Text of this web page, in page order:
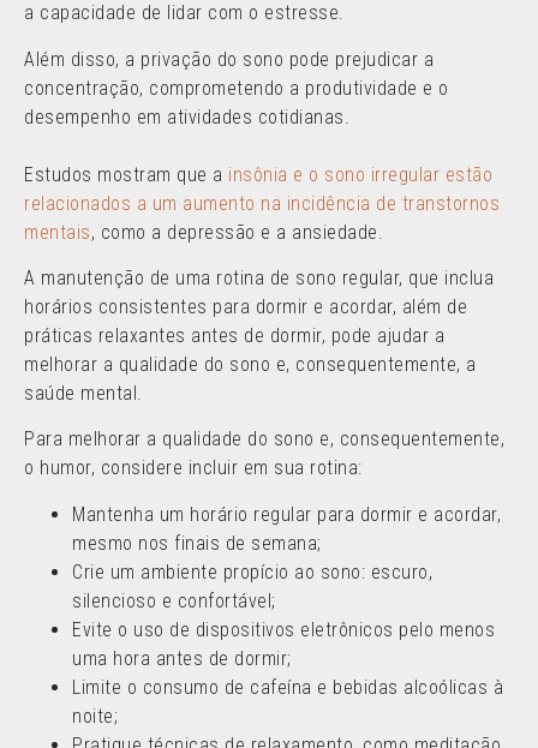
a capacidade de lidar com o estresse.
Além disso, a privação do sono pode prejudicar a
concentração, comprometendo a produtividade e o
desempenho em atividades cotidianas.
Estudos mostram que a insônia e o sono irregular estão
relacionados a um aumento na incidência de transtornos
mentais, como a depressão e a ansiedade.
A manutenção de uma rotina de sono regular, que inclua
horários consistentes para dormir e acordar, além de
práticas relaxantes antes de dormir, pode ajudar a
melhorar a qualidade do sono e, consequentemente, a
saúde mental.
Para melhorar a qualidade do sono e, consequentemente,
o humor, considere incluir em sua rotina:
Mantenha um horário regular para dormir e acordar,
mesmo nos finais de semana;
Crie um ambiente propício ao sono: escuro,
silencioso e confortável;
Evite o uso de dispositivos eletrônicos pelo menos
uma hora antes de dormir;
Limite o consumo de cafeína e bebidas alcoólicas à
noite;